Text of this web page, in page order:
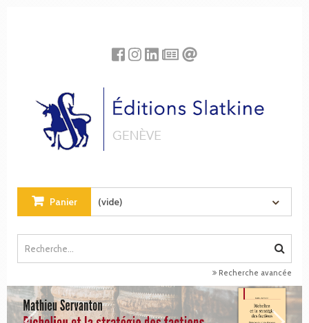
Panier (vide)
Recherche avancée